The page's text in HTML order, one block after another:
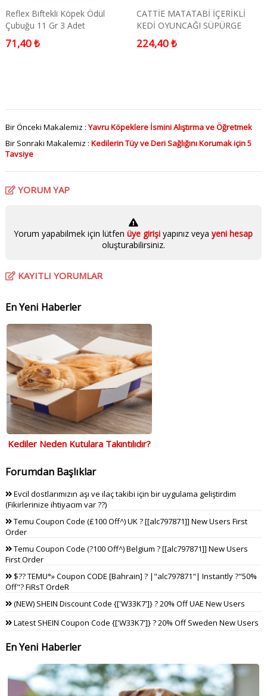
Reflex Biftekli Köpek Ödül
Çubuğu 11 Gr 3 Adet
71,40 ₺
CATTİE MATATABİ İÇERİKLİ
KEDİ OYUNCAĞI SÜPÜRGE
ÇUBUK 2Lİ
224,40 ₺
Bir Önceki Makalemiz :Yavru Köpeklere İsmini Alıştırma ve Öğretmek
Bir Sonraki Makalemiz : Kedilerin Tüy ve Deri Sağlığını Korumak için 5
Tavsiye
YORUM YAP
Yorum yapabilmek için lütfenüye girişiyapınız veya yeni hesap
oluşturabilirsiniz.
KAYITLI YORUMLAR
En Yeni Haberler
Kediler Neden Kutulara Takıntılıdır?
Forumdan Başlıklar
Evcil dostlarımızın aşı ve ilaç takibi için bir uygulama geliştirdim
(Fikirlerinize ihtiyacım var ??)
Temu Coupon Code (£100 Off^) UK ? [[alc797871]] New Users First
Order
Temu Coupon Code (?100 Off^) Belgium ? [[alc797871]] New Users
First Order
$?? TEMU°» Coupon CODE [Bahrain] ? |"alc797871"| Instantly ?"50%
Off"? FiRsT OrdeR
(NEW) SHEIN Discount Code {['W33K7']} ? 20% Off UAE New Users
Latest SHEIN Coupon Code {['W33K7']} ? 20% Off Sweden New Users
En Yeni Haberler